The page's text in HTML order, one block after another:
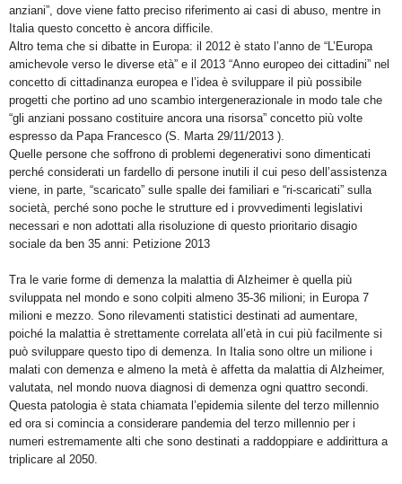
anziani”, dove viene fatto preciso riferimento ai casi di abuso, mentre in
Italia questo concetto è ancora difficile.
Altro tema che si dibatte in Europa: il 2012 è stato l’anno de “L’Europa
amichevole verso le diverse età” e il 2013 “Anno europeo dei cittadini” nel
concetto di cittadinanza europea e l’idea è sviluppare il più possibile
progetti che portino ad uno scambio intergenerazionale in modo tale che
“gli anziani possano costituire ancora una risorsa” concetto più volte
espresso da Papa Francesco (S. Marta 29/11/2013 ).
Quelle persone che soffrono di problemi degenerativi sono dimenticati
perché considerati un fardello di persone inutili il cui peso dell’assistenza
viene, in parte, “scaricato” sulle spalle dei familiari e “ri-scaricati” sulla
società, perché sono poche le strutture ed i provvedimenti legislativi
necessari e non adottati alla risoluzione di questo prioritario disagio
sociale da ben 35 anni: Petizione 2013
Tra le varie forme di demenza la malattia di Alzheimer è quella più
sviluppata nel mondo e sono colpiti almeno 35-36 milioni; in Europa 7
milioni e mezzo. Sono rilevamenti statistici destinati ad aumentare,
poiché la malattia è strettamente correlata all’età in cui più facilmente si
può sviluppare questo tipo di demenza. In Italia sono oltre un milione i
malati con demenza e almeno la metà è affetta da malattia di Alzheimer,
valutata, nel mondo nuova diagnosi di demenza ogni quattro secondi.
Questa patologia è stata chiamata l’epidemia silente del terzo millennio
ed ora si comincia a considerare pandemia del terzo millennio per i
numeri estremamente alti che sono destinati a raddoppiare e addirittura a
triplicare al 2050.